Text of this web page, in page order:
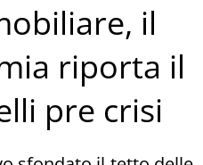
il
riporta il
pre crisi